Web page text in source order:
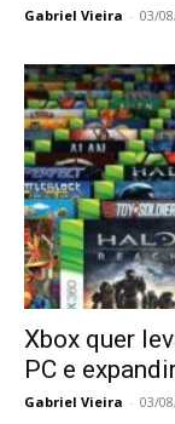
Gabriel Vieira - 03/
Xbox quer
PC e
Gabriel Vieira - 03/